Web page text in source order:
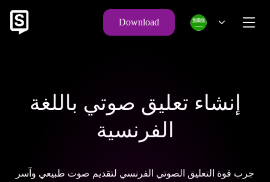
Download
إنشاء تعليق صوتي باللغة
الفرنسية
جرب قوة التعليق الصوتي الفرنسي لتقديم صوت طبيعي وآسر